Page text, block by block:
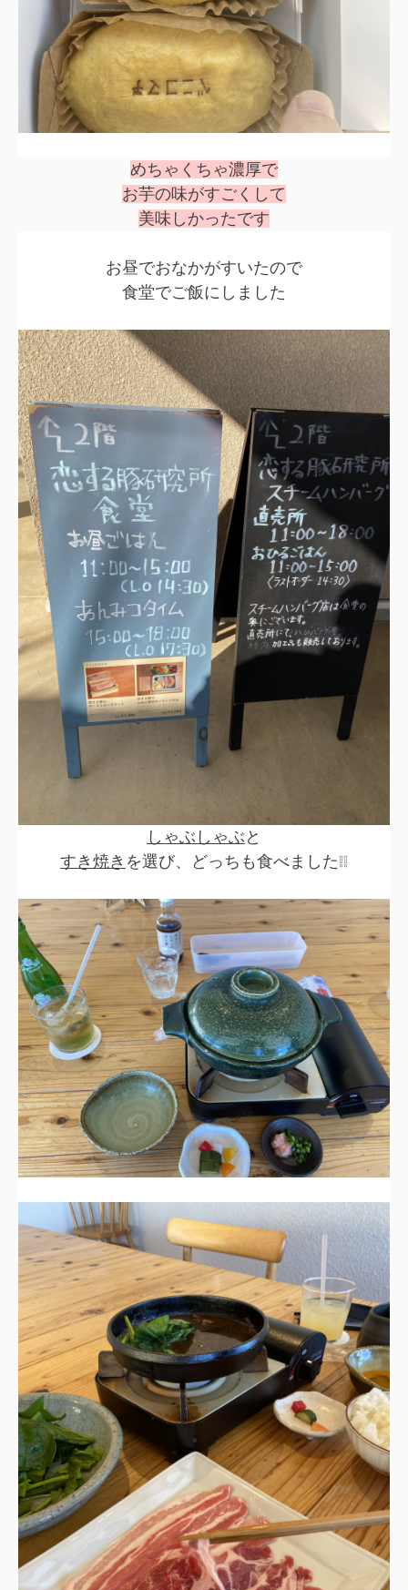
めちゃくちゃ濃厚で
お芋の味がすごくして
美味しかったです
お昼でおなかがすいたので
食堂でご飯にしました
しゃぶしゃぶ と
すき焼き を選び、どっちも食べました❕❕